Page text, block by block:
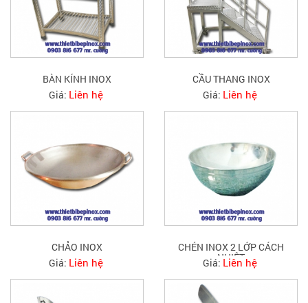
BÀN KÍNH INOX
Giá: Liên hệ
CẦU THANG INOX
Giá: Liên hệ
CHẢO INOX
Giá: Liên hệ
CHÉN INOX 2 LỚP CÁCH
NHIỆT
Giá: Liên hệ